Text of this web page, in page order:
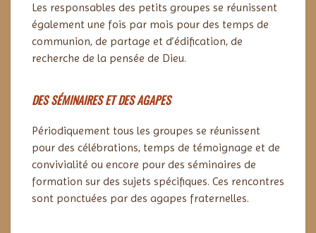
Les responsables des petits groupes se réunissent
également une fois par mois pour des temps de
communion, de partage et d’édification, de
recherche de la pensée de Dieu.
DES SÉMINAIRES ET DES AGAPES
Périodiquement tous les groupes se réunissent
pour des célébrations, temps de témoignage et de
convivialité ou encore pour des séminaires de
formation sur des sujets spécifiques. Ces rencontres
sont ponctuées par des agapes fraternelles.